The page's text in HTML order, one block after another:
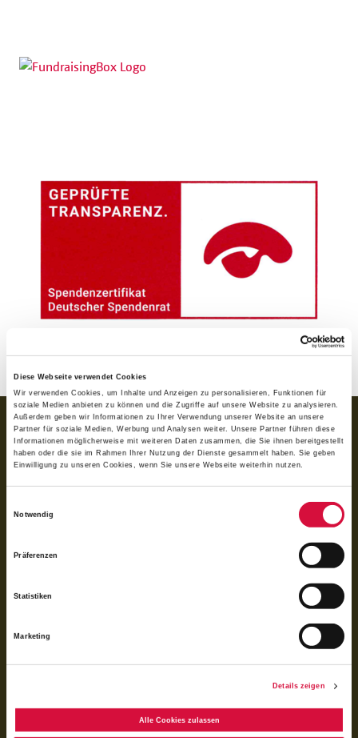
Diese Webseite verwendet Cookies
Wir verwenden Cookies, um Inhalte und Anzeigen zu personalisieren, Funktionen für
soziale Medien anbieten zu können und die Zugriffe auf unsere Website zu analysieren.
Außerdem geben wir Informationen zu Ihrer Verwendung unserer Website an unsere
Partner für soziale Medien, Werbung und Analysen weiter. Unsere Partner führen diese
Informationen möglicherweise mit weiteren Daten zusammen, die Sie ihnen bereitgestellt
haben oder die sie im Rahmen Ihrer Nutzung der Dienste gesammelt haben. Sie geben
Einwilligung zu unseren Cookies, wenn Sie unsere Webseite weiterhin nutzen.
Notwendig
Präferenzen
Statistiken
Marketing
Details zeigen
Alle Cookies zulassen
BANKVERBINDUNG
für Spenden:
BIC GENODED1PAX
Das Bonifatiuswerk der deutschen Katholiken e. V. ist als wegen der
Förderung kirchlicher Zwecke von der Körperschaftsteuer und Gewerbesteuer
freigestellt und beim Finanzamt unter der Steuernummer 339/5794/0212